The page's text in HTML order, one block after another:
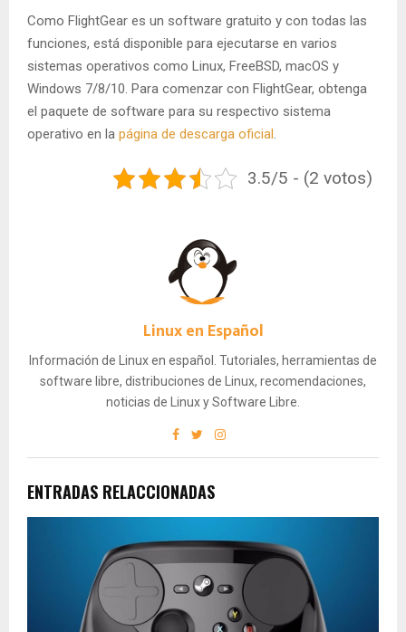
Como FlightGear es un software gratuito y con todas las
funciones, está disponible para ejecutarse en varios
sistemas operativos como Linux, FreeBSD, macOS y
Windows 7/8/10. Para comenzar con FlightGear, obtenga
el paquete de software para su respectivo sistema
operativo en la página de descarga oficial.
3.5/5 - (2 votos)
Linux en Español
Información de Linux en español. Tutoriales, herramientas de
software libre, distribuciones de Linux, recomendaciones,
noticias de Linux y Software Libre.
ENTRADAS RELACCIONADAS